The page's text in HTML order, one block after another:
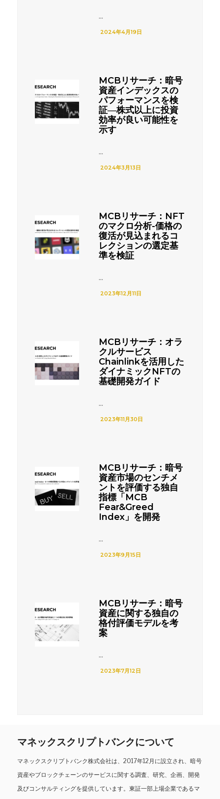
...
2024年4月19日
MCBリサーチ：暗号
資産インデックスの
パフォーマンスを検
証―株式以上に投資
効率が良い可能性を
示す
...
2024年3月13日
MCBリサーチ：NFT
のマクロ分析-価格の
復活が見込まれるコ
レクションの選定基
準を検証
...
2023年12月11日
MCBリサーチ：オラ
クルサービス
Chainlinkを活用した
ダイナミックNFTの
基礎開発ガイド
...
2023年11月30日
MCBリサーチ：暗号
資産市場のセンチメ
ントを評価する独自
指標「MCB
Fear&Greed
Index」を開発
...
2023年9月15日
MCBリサーチ：暗号
資産に関する独自の
格付評価モデルを考
案
...
2023年7月12日
マネックスクリプトバンクについて
マネックスクリプトバンク株式会社は、2017年12月に設立され、暗号
資産やブロックチェーンのサービスに関する調査、研究、企画、開発
及びコンサルティングを提供しています。東証一部上場企業であるマ